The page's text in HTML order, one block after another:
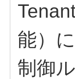
能）
制御